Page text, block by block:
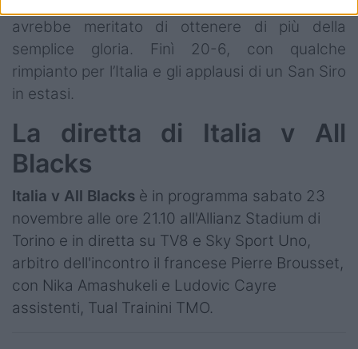
avrebbe meritato di ottenere di più della
semplice gloria. Finì 20-6, con qualche
rimpianto per l’Italia e gli applausi di un San Siro
in estasi.
La diretta di Italia v All
Blacks
Italia v All Blacks è in programma sabato 23
novembre alle ore 21.10 all'Allianz Stadium di
Torino e in diretta su TV8 e Sky Sport Uno,
arbitro dell'incontro il francese Pierre Brousset,
con Nika Amashukeli e Ludovic Cayre
assistenti, Tual Trainini TMO.